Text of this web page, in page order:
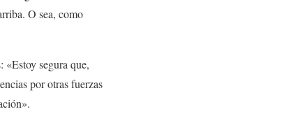
O sea, como
segura que,
por otras fuerzas